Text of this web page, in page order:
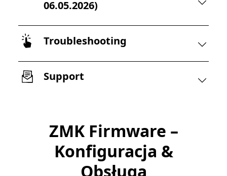
06.05.2026)
Troubleshooting
Support
ZMK Firmware –
Konfiguracja &
Obsługa